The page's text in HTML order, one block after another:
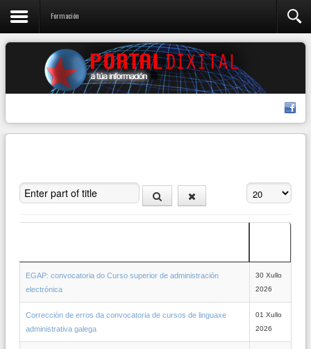
Formación
Enter part of title Amosar #
EGAP: convocatoria do Curso superior de administración
electrónica
30 Xullo
2026
Corrección de erros da convocatoria de cursos de linguaxe
administrativa galega
01 Xullo
2026